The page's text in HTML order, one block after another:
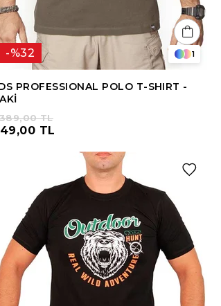
PROFESSIONAL POLO T-SHIRT -
%32
TL
TL
1